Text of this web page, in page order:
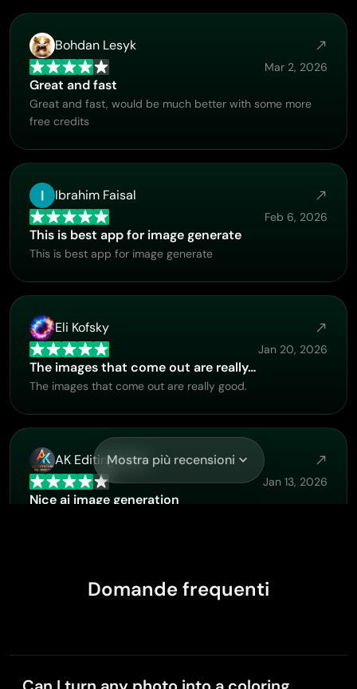
Bohdan Lesyk
Mar 2, 2026
Great and fast
Great and fast, would be much better with some more
free credits
Ibrahim Faisal
Feb 6, 2026
This is best app for image generate
This is best app for image generate
Eli Kofsky
Jan 20, 2026
The images that come out are really…
The images that come out are really good.
AK Editing Zone
Jan 13, 2026
Nice ai image generation
Luis Zalla
Mostra più recensioni
Domande frequenti